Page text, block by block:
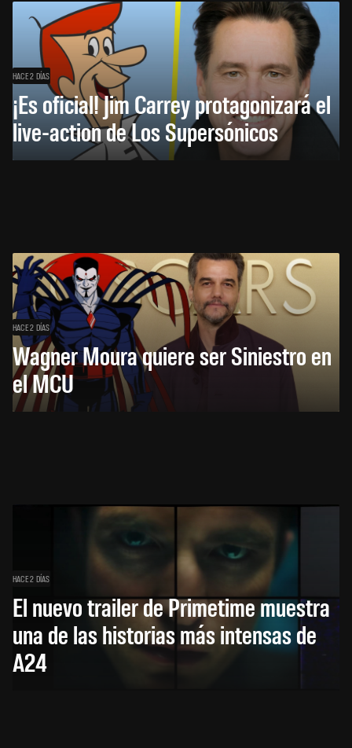
HACE 2 DÍAS
¡Es oficial! Jim Carrey protagonizará el
live-action de Los Supersónicos
HACE 2 DÍAS
Wagner Moura quiere ser Siniestro en
el MCU
HACE 2 DÍAS
El nuevo trailer de Primetime muestra
una de las historias más intensas de
A24